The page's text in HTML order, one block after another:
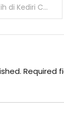
Jadi Motor Ekonomi Desa
Required